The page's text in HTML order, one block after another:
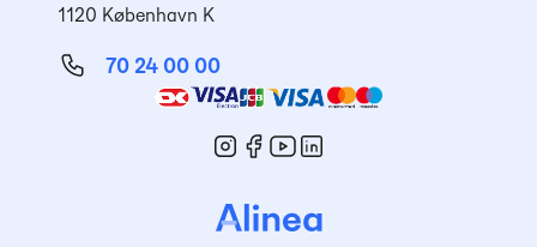
1120 København K
70 24 00 00